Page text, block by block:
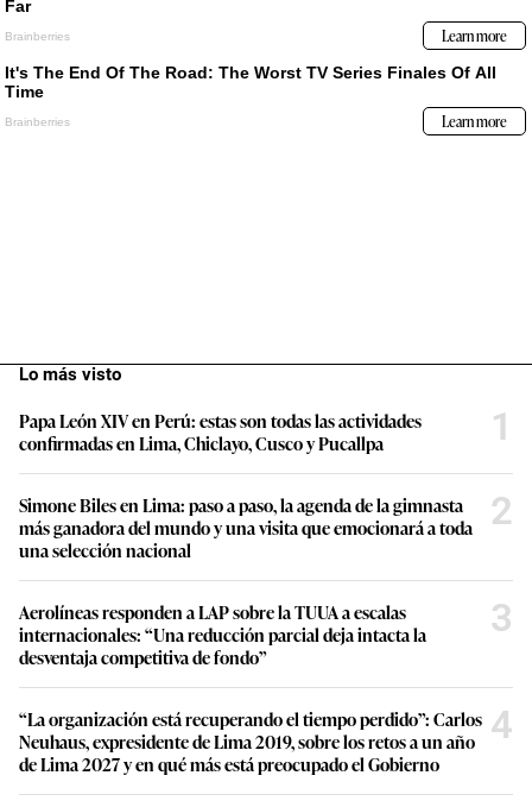
Lo más visto
Papa León XIV en Perú: estas son todas las actividades
confirmadas en Lima, Chiclayo, Cusco y Pucallpa
1
Simone Biles en Lima: paso a paso, la agenda de la gimnasta
más ganadora del mundo y una visita que emocionará a toda
una selección nacional
2
Aerolíneas responden a LAP sobre la TUUA a escalas
internacionales: “Una reducción parcial deja intacta la
desventaja competitiva de fondo”
3
“La organización está recuperando el tiempo perdido”: Carlos
Neuhaus, expresidente de Lima 2019, sobre los retos a un año
de Lima 2027 y en qué más está preocupado el Gobierno
4